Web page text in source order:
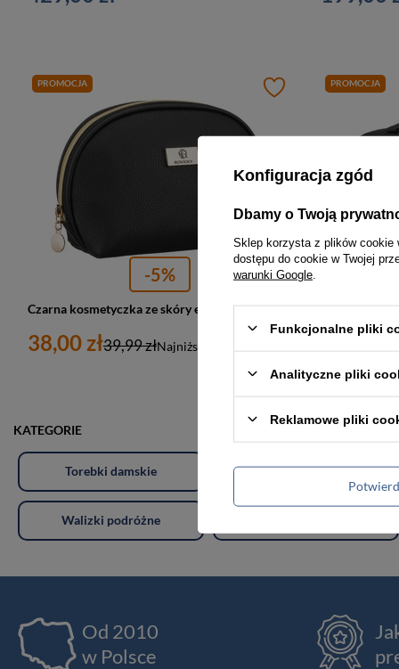
PROMOCJA
-5%
38,00 zł Najniższa cena:
39,99 zł
PROMOCJA
57,00 zł
KATEGORIE
Torebki damskie Torby damskie
Walizki podróżne
Od 2010
w Polsce
Konfiguracja zgód
Dbamy o Twoją
Sklep korzysta z plików cookie
dostępu do cookie w Twojej
warunki Google
Funkcjonalne pliki
Analityczne pliki
Reklamowe pliki